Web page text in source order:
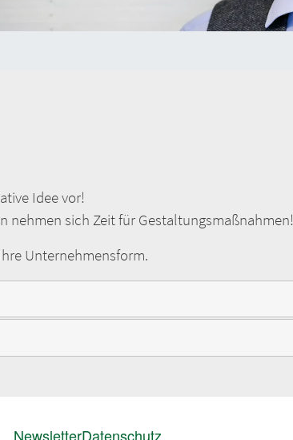
Idee vor!
nehmen sich Zeit für Gestaltungsmaßnahmen!
Unternehmensform.
FUSSZEILENMENÜ
NewsletterDatenschutz